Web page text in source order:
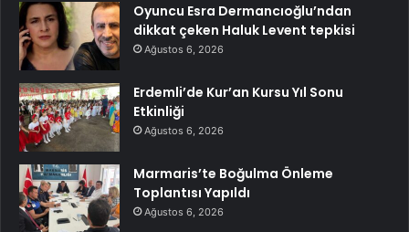
Oyuncu Esra Dermancıoğlu’ndan
dikkat çeken Haluk Levent tepkisi
Ağustos 6, 2026
Erdemli’de Kur’an Kursu Yıl Sonu
Etkinliği
Ağustos 6, 2026
Marmaris’te Boğulma Önleme
Toplantısı Yapıldı
Ağustos 6, 2026